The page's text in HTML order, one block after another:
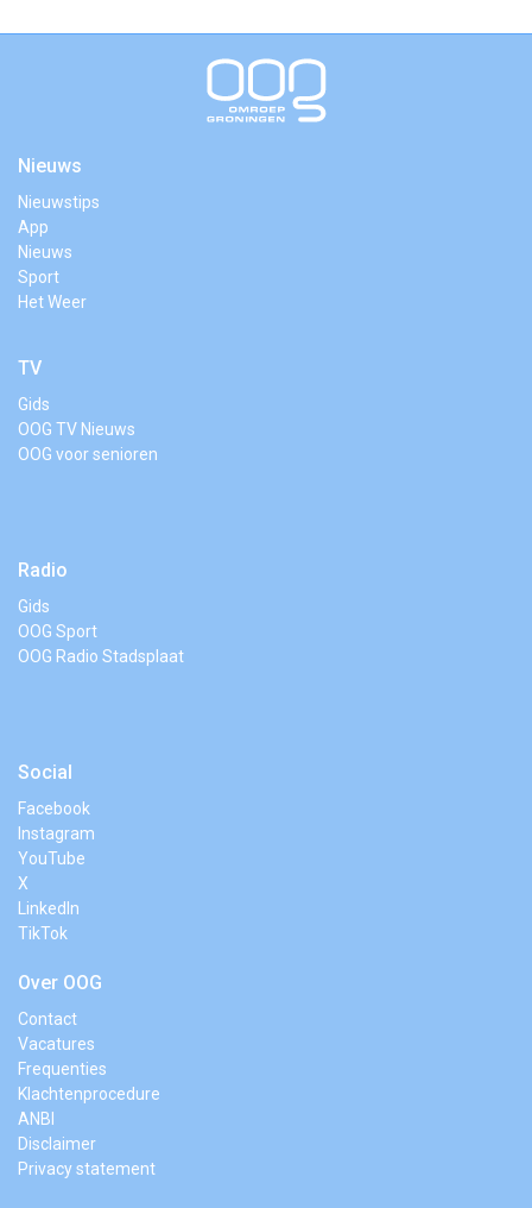
Nieuws
Nieuwstips
App
Nieuws
Sport
Het Weer
TV
Gids
OOG TV Nieuws
OOG voor senioren
Radio
Gids
OOG Sport
OOG Radio Stadsplaat
Social
Facebook
Instagram
YouTube
X
LinkedIn
TikTok
Over OOG
Contact
Vacatures
Frequenties
Klachtenprocedure
ANBI
Disclaimer
Privacy statement